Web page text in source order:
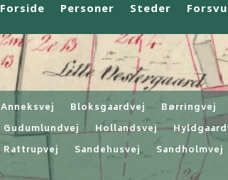
Forside Personer Steder
Anneksvej Bloksgaardvej Børringvej
Gudumlundvej
Hollandsvej
Rattrupvej
Sandehusvej Sandholmvej